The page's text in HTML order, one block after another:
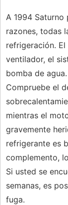
A 1994 Saturno
razones, todas
refrigeración.
ventilador, el
bomba de
Compruebe el
mientras el
gravemente
refrigerante es
complemento,
Si usted se
semanas, es
fuga.